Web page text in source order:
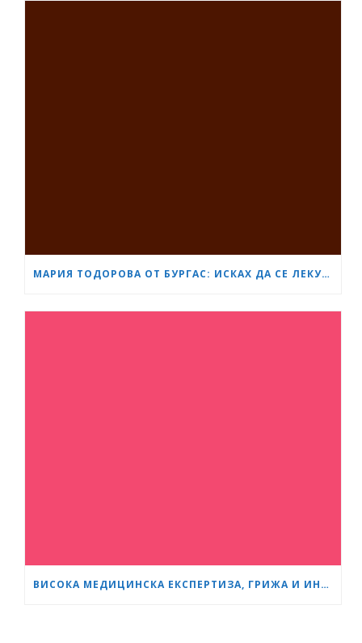
МАРИЯ ТОДОРОВА ОТ БУРГАС: ИСКАХ ДА СЕ ЛЕКУВАМ ПРИ ЛЕКАРЯ, НА КОГОТО ВЯРВАМ, НО АДМИНИСТРАТИВНО ЗАБАВЯНЕ НЕ МИ ПОЗВОЛИ
ВИСОКА МЕДИЦИНСКА ЕКСПЕРТИЗА, ГРИЖА И ИНОВАЦИИ – ,МАМА И АЗ’ ОТБЕЛЯЗВА СВОЯТА ТРЕТА ГОДИШНИНА